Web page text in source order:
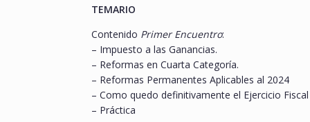
TEMARIO
Contenido Primer Encuentro:
– Impuesto a las Ganancias.
– Reformas en Cuarta Categoría.
– Reformas Permanentes Aplicables al 2024
– Como quedo definitivamente el Ejercicio
– Práctica